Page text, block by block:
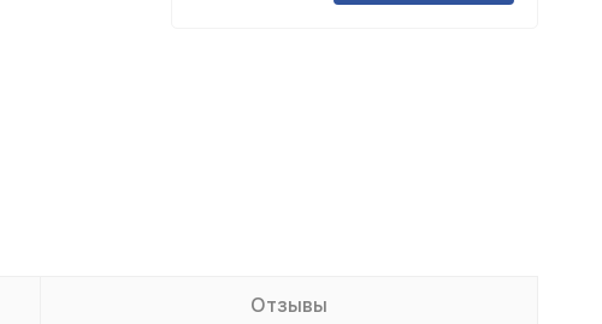
Отзывы